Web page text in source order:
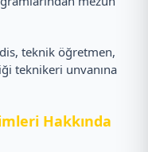
teknik öğretmen,
teknikeri unvanına
Hakkında